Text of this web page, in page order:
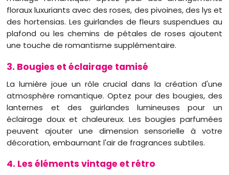
floraux luxuriants avec des roses, des pivoines, des lys et
des hortensias. Les guirlandes de fleurs suspendues au
plafond ou les chemins de pétales de roses ajoutent
une touche de romantisme supplémentaire.
3. Bougies et éclairage tamisé
La lumière joue un rôle crucial dans la création d'une
atmosphère romantique. Optez pour des bougies, des
lanternes et des guirlandes lumineuses pour un
éclairage doux et chaleureux. Les bougies parfumées
peuvent ajouter une dimension sensorielle à votre
décoration, embaumant l'air de fragrances subtiles.
4. Les éléments vintage et rétro